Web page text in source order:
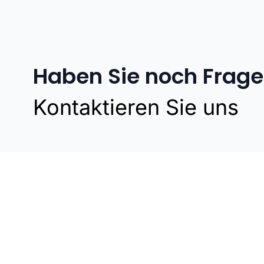
Haben Sie noch
Kontaktieren Sie uns